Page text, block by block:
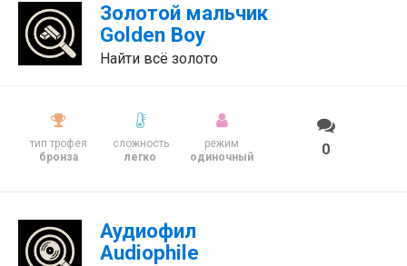
Золотой мальчик
Golden Boy
Найти всё золото
тип трофея
бронза
сложность
легко
режим
одиночный
0
Аудиофил
Audiophile